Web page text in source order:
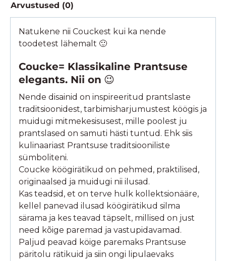
Arvustused (0)
Natukene nii Couckest kui ka nende
toodetest lähemalt 🙂
Coucke= Klassikaline Prantsuse
elegants. Nii on 😉
Nende disainid on inspireeritud prantslaste
traditsioonidest, tarbimisharjumustest köögis ja
muidugi mitmekesisusest, mille poolest ju
prantslased on samuti hästi tuntud. Ehk siis
kulinaariast Prantsuse traditsiooniliste
sümboliteni.
Coucke köögirätikud on pehmed, praktilised,
originaalsed ja muidugi nii ilusad.
Kas teadsid, et on terve hulk kollektsionääre,
kellel panevad ilusad köögirätikud silma
särama ja kes teavad täpselt, millised on just
need kõige paremad ja vastupidavamad.
Paljud peavad köige paremaks Prantsuse
päritolu rätikuid ja siin ongi lipulaevaks